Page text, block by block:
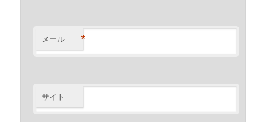
メール *
サイト